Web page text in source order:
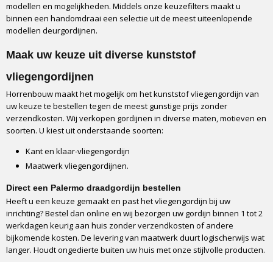
Optioneel profiel bij montage in het kozijn
Ja, beschikbaar
5 tot 10 minuten
Het gordijn moet 2 weken hangen voordat het helemaal strak hangt
Verkrijgbare breedtes
90 cm of 100 cm
Verkrijgbare lengtes
Handleiding
Ja, in de doos
Verpakking
Full colour box
Vervoerder
DPD
Onderhoud
Uitwasbaar in beddensloop op 40 graden.
modellen en mogelijkheden. Middels onze keuzefilters maakt u
binnen een handomdraai een selectie uit de meest uiteenlopende
modellen deurgordijnen.
Maak uw keuze uit diverse kunststof
vliegengordijnen
Horrenbouw maakt het mogelijk om het kunststof vliegengordijn van
uw keuze te bestellen tegen de meest gunstige prijs zonder
verzendkosten. Wij verkopen gordijnen in diverse maten, motieven en
soorten. U kiest uit onderstaande soorten:
Kant en klaar-vliegengordijn
Maatwerk vliegengordijnen.
Direct een Palermo draadgordijn bestellen
Heeft u een keuze gemaakt en past het vliegengordijn bij uw
inrichting? Bestel dan online en wij bezorgen uw gordijn binnen 1 tot 2
werkdagen keurig aan huis zonder verzendkosten of andere
bijkomende kosten. De levering van maatwerk duurt logischerwijs wat
langer. Houdt ongedierte buiten uw huis met onze stijlvolle producten.